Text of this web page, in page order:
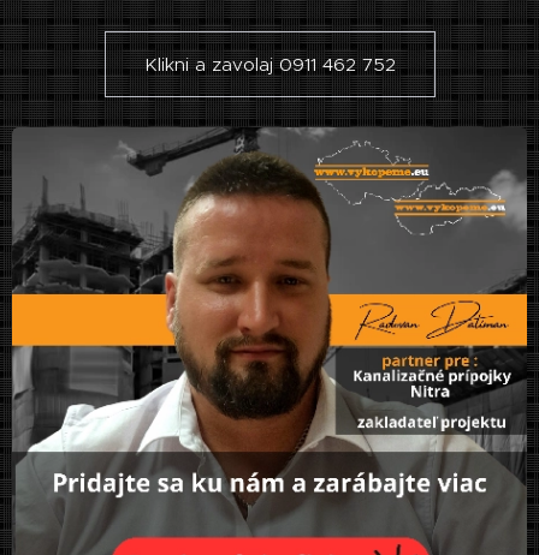
Klikni a zavolaj 0911 462 752